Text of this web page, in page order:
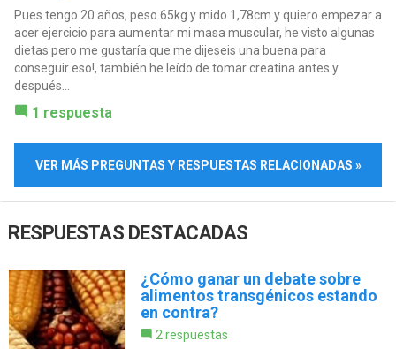
Pues tengo 20 años, peso 65kg y mido 1,78cm y quiero empezar a
acer ejercicio para aumentar mi masa muscular, he visto algunas
dietas pero me gustaría que me dijeseis una buena para
conseguir eso!, también he leído de tomar creatina antes y
después...
1 respuesta
VER MÁS PREGUNTAS Y RESPUESTAS RELACIONADAS »
RESPUESTAS DESTACADAS
¿Cómo ganar un debate sobre
alimentos transgénicos estando
en contra?
2 respuestas